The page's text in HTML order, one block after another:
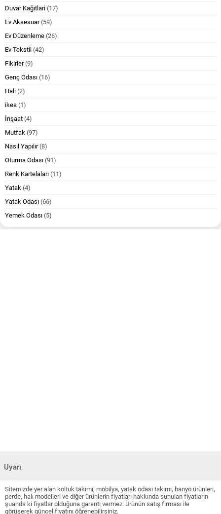
Duvar Kağıtlari (17)
Ev Aksesuar(59)
Ev Düzenleme (26)
Ev Tekstil (42)
Fikirler(9)
Genç Odası (16)
Halı (2)
ikea (1)
İnşaat (4)
Mutfak (97)
Nasıl Yapılır(8)
Oturma Odası (91)
Renk Kartelaları (11)
Yatak (4)
Yatak Odası (66)
Yemek Odası (5)
Uyarı
Sitemizde yer alan koltuk takımı, mobilya, yatak odası takımı, banyo ürünleri,
perde, halı modelleri ve diğer ürünlerin fiyatları hakkında sunulan fiyatların
şuanda ki fiyatlar olduğuna garanti vermez. Ürünün satış firması ile
görüşerek güncel fiyatını öğrenebilirsiniz.